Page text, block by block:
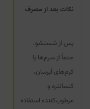
نکات بعد از مصرف
پس از شستشو،
حتماً از سرم‌ها یا
کرم‌های آبرسان،
کنسانتره و
مرطوب‌کننده استفاده